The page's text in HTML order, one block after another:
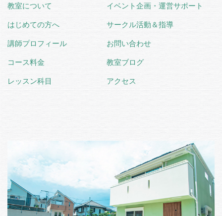
教室について
はじめての方へ
講師プロフィール
コース料金
レッスン科目
イベント企画・運営サポート
サークル活動＆指導
お問い合わせ
教室ブログ
アクセス